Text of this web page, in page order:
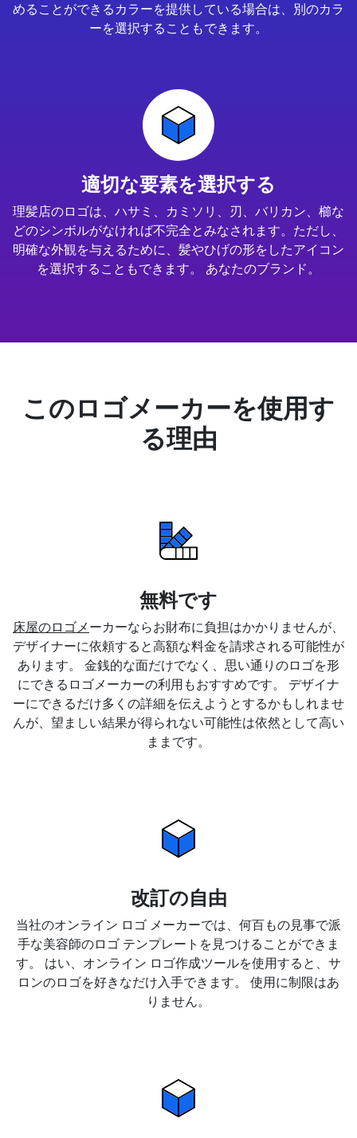
めることができるカラーを提供している場合は、別のカラ
ーを選択することもできます。
適切な要素を選択する
理髪店のロゴは、ハサミ、カミソリ、刃、バリカン、櫛な
どのシンボルがなければ不完全とみなされます。ただし、
明確な外観を与えるために、髪やひげの形をしたアイコン
を選択することもできます。 あなたのブランド。
このロゴメーカーを使用す
る理由
無料です
床屋のロゴメ ーカーならお財布に負担はかかりませんが、
デザイナーに依頼すると高額な料金を請求される可能性が
あります。 金銭的な面だけでなく、思い通りのロゴを形
にできるロゴメーカーの利用もおすすめです。 デザイナ
ーにできるだけ多くの詳細を伝えようとするかもしれませ
んが、望ましい結果が得られない可能性は依然として高い
ままです。
改訂の自由
当社のオンライン ロゴ メーカーでは、何百もの見事で派
手な美容師のロゴ テンプレートを見つけることができま
す。 はい、オンライン ロゴ作成ツールを使用すると、サ
ロンのロゴを好きなだけ入手できます。 使用に制限はあ
りません。